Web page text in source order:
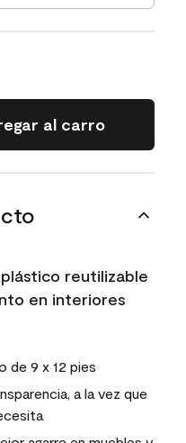
al carro
reutilizable
en interiores
de 9 x 12 pies
a la vez que